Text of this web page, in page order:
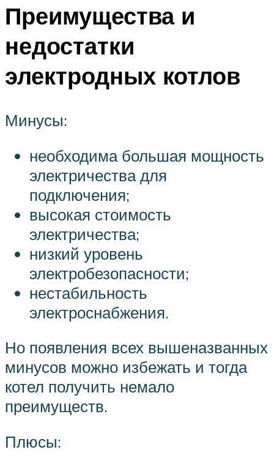
Преимущества и
недостатки
электродных котлов
Минусы:
необходима большая мощность
электричества для
подключения;
высокая стоимость
электричества;
низкий уровень
электробезопасности;
нестабильность
электроснабжения.
Но появления всех вышеназванных
минусов можно избежать и тогда
котел получить немало
преимуществ.
Плюсы: